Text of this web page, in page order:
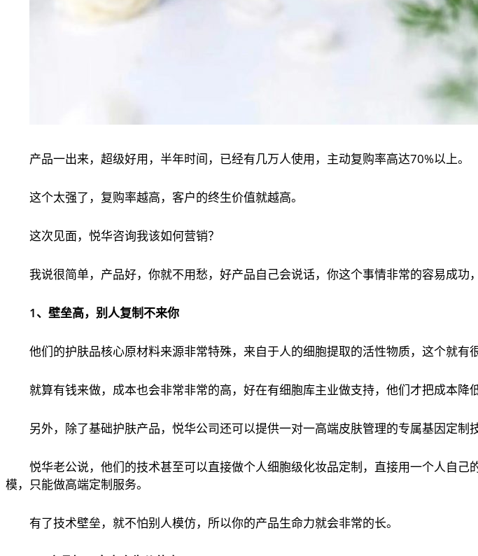
产品一出来，超级好用，半年时间，已经有几万人使用，主动复购率高达70%以上。
这个太强了，复购率越高，客户的终生价值就越高。
这次见面，悦华咨询我该如何营销？
我说很简单，产品好，你就不用愁，好产品自己会说话，你这个事情非常的容易成功
1、壁垒高，别人复制不来你
他们的护肤品核心原材料来源非常特殊，来自于人的细胞提取的活性物质，这个就有
就算有钱来做，成本也会非常非常的高，好在有细胞库主业做支持，他们才把成本降
另外，除了基础护肤产品，悦华公司还可以提供一对一高端皮肤管理的专属基因定制
悦华老公说，他们的技术甚至可以直接做个人细胞级化妆品定制，直接用一个人自
模，只能做高端定制服务。
有了技术壁垒，就不怕别人模仿，所以你的产品生命力就会非常的长。